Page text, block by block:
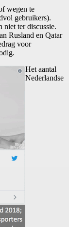
wegen te
gebruikers).
niet ter discussie.
Rusland en Qatar
voor
Het aantal
Nederlandse